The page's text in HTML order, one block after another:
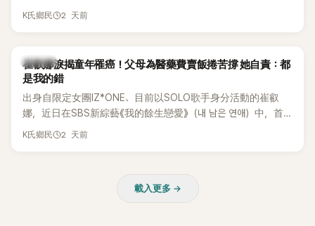
低調舉辦婚禮，消息一出立刻引發關注。
K氏鄉民 2 天前
K-POP
崔叡娜淚揭童年罹癌！父母為醫藥費賣飯捲苦撐 她自責：都
是我的錯
出身自限定女團IZ*ONE、目前以SOLO歌手身分活動的崔叡
娜，近日在SBS新綜藝《我的餘生戀愛》（내 남은 연애）中，首
度談起自己幼年罹患小兒癌的經歷，回憶起父母為了籌措醫療
K氏鄉民 2 天前
載入更多 →